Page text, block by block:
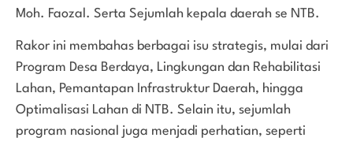
Moh. Faozal. Serta Sejumlah kepala daerah se NTB.
Rakor ini membahas berbagai isu strategis, mulai dari
Program Desa Berdaya, Lingkungan dan Rehabilitasi
Lahan, Pemantapan Infrastruktur Daerah, hingga
Optimalisasi Lahan di NTB. Selain itu, sejumlah
program nasional juga menjadi perhatian, seperti